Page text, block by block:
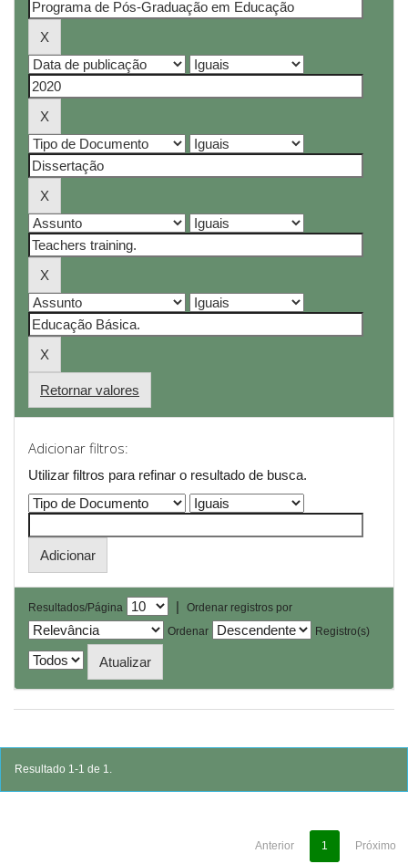
Retornar valores
Adicionar filtros:
Utilizar filtros para refinar o resultado de busca.
Resultados/Página |
Ordenar registros por
Ordenar
Registro(s)
Resultado 1-1 de 1.
Anterior 1 Próximo